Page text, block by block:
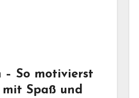
– So motivierst
Spaß und